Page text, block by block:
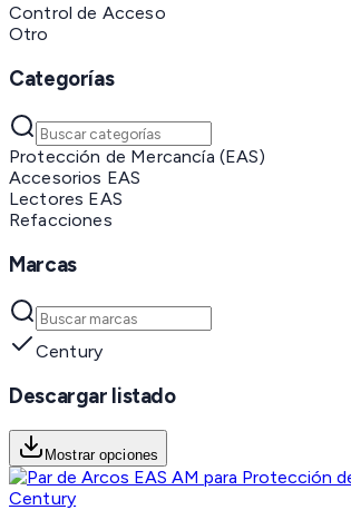
Control de Acceso
Otro
Categorías
Protección de Mercancía (EAS)
Accesorios EAS
Lectores EAS
Refacciones
Marcas
Century
Descargar listado
Mostrar opciones
Century